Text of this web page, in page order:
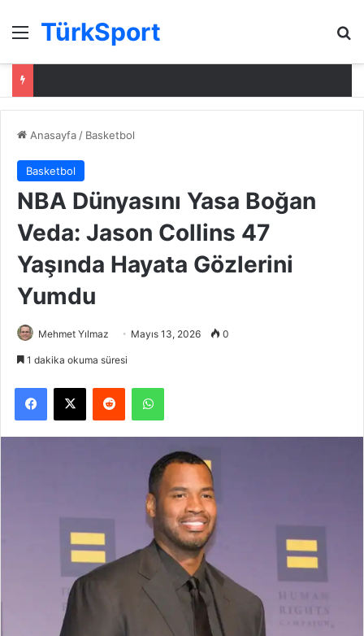
Menü
TürkSport
Anasayfa / Basketbol
Basketbol
NBA Dünyasını Yasa Boğan
Veda: Jason Collins 47
Yaşında Hayata Gözlerini
Yumdu
Mehmet Yılmaz Mayıs 13, 2026 0
1 dakika okuma süresi
Facebook
X Reddit WhatsApp